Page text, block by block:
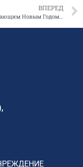
ВПЕРЕД
С наступающим Новым Годом и Рождеством Христовым!